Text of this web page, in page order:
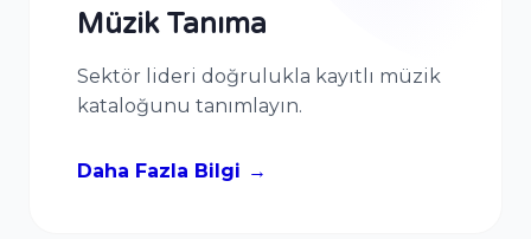
Müzik Tanıma
Sektör lideri doğrulukla kayıtlı müzik
kataloğunu tanımlayın.
Daha Fazla Bilgi